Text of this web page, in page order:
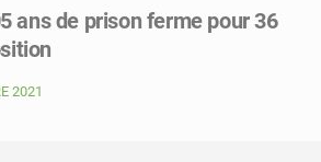
ans de prison ferme pour 36
2021